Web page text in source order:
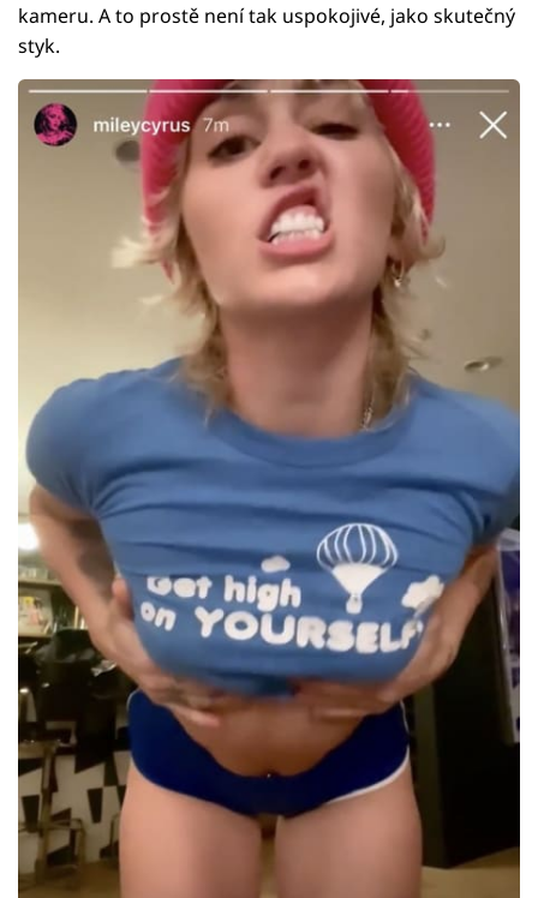
kameru. A to prostě není tak uspokojivé, jako skutečný
styk.